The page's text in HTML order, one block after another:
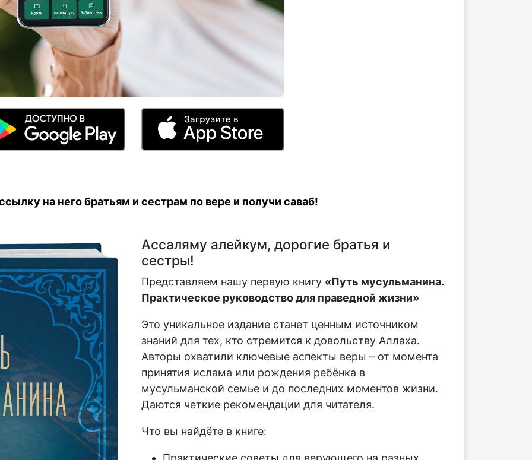
на него братьям и сестрам по вере и получи саваб!
Ассаляму алейкум, дорогие братья и
сестры!
Представляем нашу первую книгу «Путь мусульманина.
Практическое руководство для праведной жизни»
Это уникальное издание станет ценным источником
знаний для тех, кто стремится к довольству Аллаха.
Авторы охватили ключевые аспекты веры – от момента
принятия ислама или рождения ребёнка в
мусульманской семье и до последних моментов жизни.
Даются четкие рекомендации для читателя.
Что вы найдёте в книге: